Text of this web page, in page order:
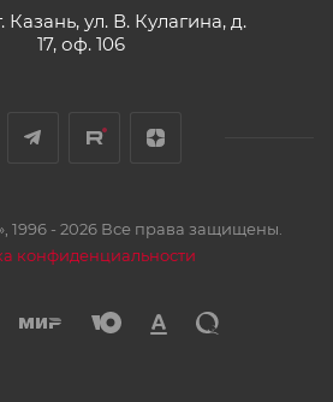
Казань, ул. В. Кулагина, д.
17, оф. 106
- 2026 Все права защищены.
конфиденциальности